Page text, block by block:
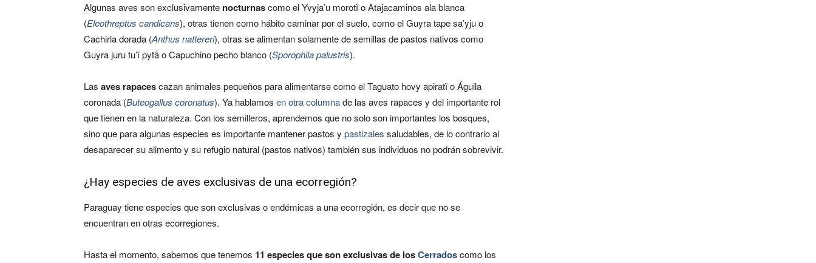
Algunas aves son exclusivamente nocturnascomo el Yvyja’u morotĩ o Atajacaminos ala blanca
(Eleothreptus candicans), otras tienen como hábito caminar por el suelo, como el Guyra tape sa’yju o
Cachirla dorada (Anthus nattereri), otras se alimentan solamente de semillas de pastos nativos como
Guyra juru tu’ĩ pytã o Capuchino pecho blanco (Sporophila palustris).
Las aves rapacescazan animales pequeños para alimentarse como el Taguato hovy apiratĩ o Águila
coronada (Buteogallus coronatus). Ya hablamos en otra columnade las aves rapaces y del importante rol
que tienen en la naturaleza. Con los semilleros, aprendemos que no solo son importantes los bosques,
sino que para algunas especies es importante mantener pastos y pastizales saludables, de lo contrario al
desaparecer su alimento y su refugio natural (pastos nativos) también sus individuos no podrán sobrevivir.
¿Hay especies de aves exclusivas de una ecorregión?
Paraguay tiene especies que son exclusivas o endémicas a una ecorregión, es decir que no se
encuentran en otras ecorregiones.
Hasta el momento, sabemos que tenemos 11 especies que son exclusivas de losCerradoscomo los